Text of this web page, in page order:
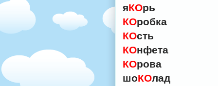
яКОрь
КОробка
КОсть
КОнфета
КОрова
шоКОлад